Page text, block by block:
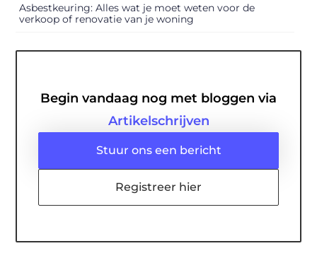
Asbestkeuring: Alles wat je moet weten voor de
verkoop of renovatie van je woning
Begin vandaag nog met bloggen via
Artikelschrijven
Stuur ons een bericht
Registreer hier